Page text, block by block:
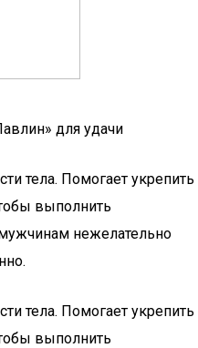
для удачи
тела. Помогает укрепить
выполнить
нежелательно
тела. Помогает укрепить
выполнить